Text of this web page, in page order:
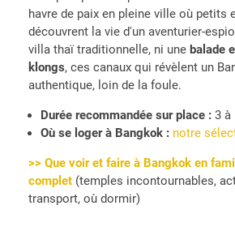
havre de paix en pleine ville où petits
découvrent la vie d'un aventurier-
villa thaï traditionnelle, ni une balade
klongs, ces canaux qui révèlent un
authentique, loin de la foule.
Durée recommandée sur place : 3 à
Où se loger à Bangkok : notre
>> Que voir et faire à Bangkok en
complet (temples incontournables,
transport, où dormir)